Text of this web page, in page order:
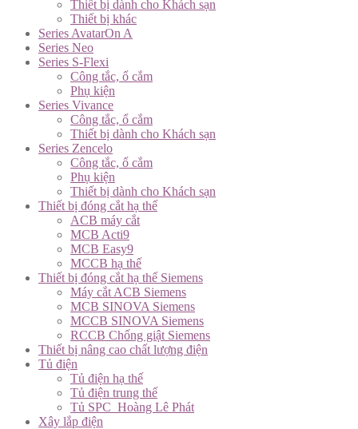
Thiết bị dành cho Khách sạn
Thiết bị khác
Series AvatarOn A
Series Neo
Series S-Flexi
Công tắc, ổ cắm
Phụ kiện
Series Vivance
Công tắc, ổ cắm
Thiết bị dành cho Khách sạn
Series Zencelo
Công tắc, ổ cắm
Phụ kiện
Thiết bị dành cho Khách sạn
Thiết bị đóng cắt hạ thế
ACB máy cắt
MCB Acti9
MCB Easy9
MCCB hạ thế
Thiết bị đóng cắt hạ thế Siemens
Máy cắt ACB Siemens
MCB SINOVA Siemens
MCCB SINOVA Siemens
RCCB Chống giật Siemens
Thiết bị nâng cao chất lượng điện
Tủ điện
Tủ điện hạ thế
Tủ điện trung thế
Tủ SPC_Hoàng Lê Phát
Xây lắp điện